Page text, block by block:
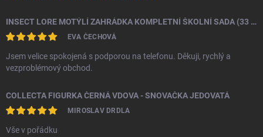
INSECT LORE MOTÝLÍ ZAHRÁDKA KOMPLETNÍ ŠKOLNÍ SADA (33 HOUSENEK)
EVA ČECHOVÁ
Jsem velice spokojená s podporou na telefonu. Děkuji, rychlý a
vezproblémový obchod.
COLLECTA FIGURKA ČERNÁ VDOVA - SNOVAČKA JEDOVATÁ
MIROSLAV DRDLA
Vše v pořádku